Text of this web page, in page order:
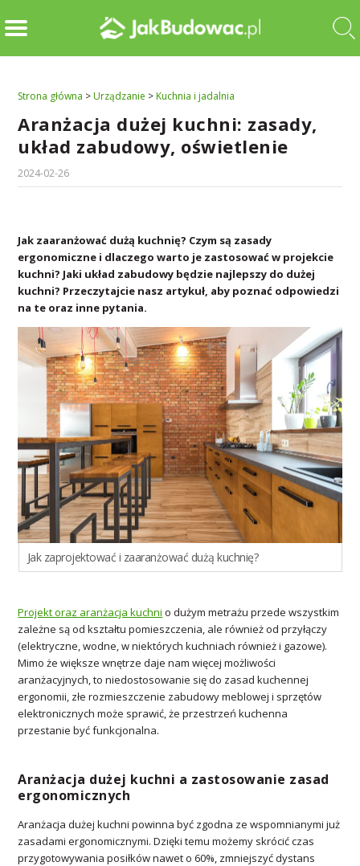
Strona główna >Urządzanie >Kuchnia i jadalnia
Aranżacja dużej kuchni: zasady,
układ zabudowy, oświetlenie
2024-02-26
Jak zaaranżować dużą kuchnię? Czym są zasady
ergonomiczne i dlaczego warto je zastosować w projekcie
kuchni? Jaki układ zabudowy będzie najlepszy do dużej
kuchni? Przeczytajcie nasz artykuł, aby poznać odpowiedzi
na te oraz inne pytania.
Jak zaprojektować i zaaranżować dużą kuchnię?
Projekt oraz aranżacja kuchni o dużym metrażu przede wszystkim
zależne są od kształtu pomieszczenia, ale również od przyłączy
(elektryczne, wodne, w niektórych kuchniach również i gazowe).
Mimo że większe wnętrze daje nam więcej możliwości
aranżacyjnych, to niedostosowanie się do zasad kuchennej
ergonomii, złe rozmieszczenie zabudowy meblowej i sprzętów
elektronicznych może sprawić, że przestrzeń kuchenna
przestanie być funkcjonalna.
Aranżacja dużej kuchni a zastosowanie zasad
ergonomicznych
Aranżacja dużej kuchni powinna być zgodna ze wspomnianymi już
zasadami ergonomicznymi. Dzięki temu możemy skrócić czas
przygotowywania posiłków nawet o 60%, zmniejszyć dystans